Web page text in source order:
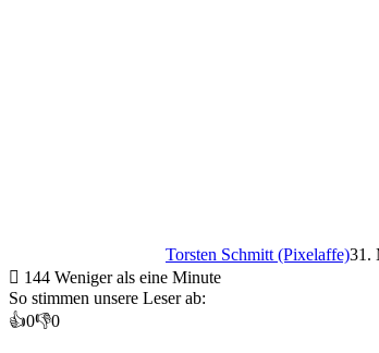
Torsten Schmitt (Pixelaffe)31.
144 Weniger als eine Minute
So stimmen unsere Leser ab:
👍0👎0